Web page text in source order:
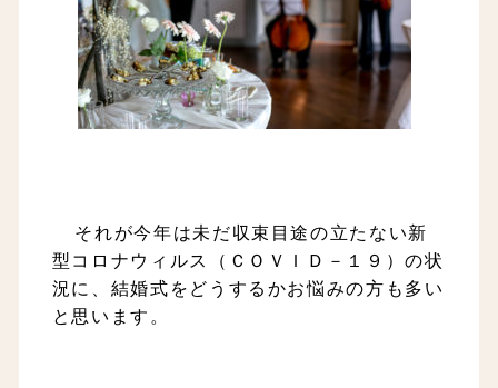
それが今年は未だ収束目途の立たない新
型コロナウィルス（ＣＯＶＩＤ－１９）の状
況に、 結婚式をどうするかお悩みの方も多い
と思います。